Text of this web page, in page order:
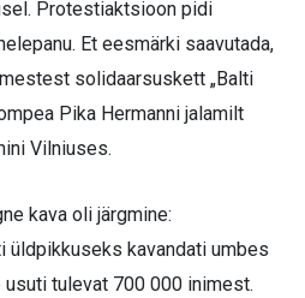
Protestiaktsioon pidi
Et eesmärki saavutada,
solidaarsuskett „Balti
Pika Hermanni jalamilt
Vilniuses.
kava oli järgmine:
üldpikkuseks kavandati umbes
tulevat 700 000 inimest.